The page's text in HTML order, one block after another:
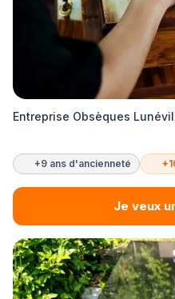
Entreprise Obsèques
+9 ans d'ancienneté
Je veux